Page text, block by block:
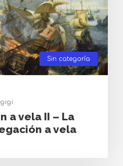
Sin categoría
gigi
a vela II – La
a vela